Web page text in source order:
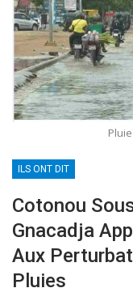
ILS ONT DIT
Cotonou
Gnacadja
Aux
Pluies